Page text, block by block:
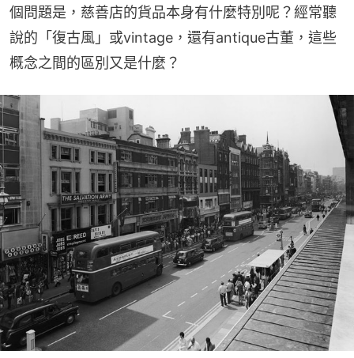
個問題是，慈善店的貨品本身有什麼特別呢？經常聽
說的「復古風」或vintage，還有antique古董，這些
概念之間的區別又是什麼？